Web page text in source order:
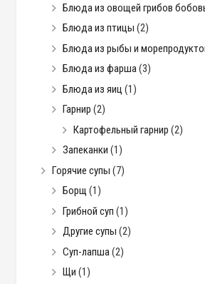
Блюда из овощей грибов
Блюда из птицы (2)
Блюда из рыбы и
Блюда из фарша(3)
Блюда из яиц (1)
Гарнир (2)
Картофельный гарнир (2)
Запеканки (1)
Горячие супы (7)
Борщ (1)
Грибной суп (1)
Другие супы (2)
Суп-лапша(2)
Щи (1)